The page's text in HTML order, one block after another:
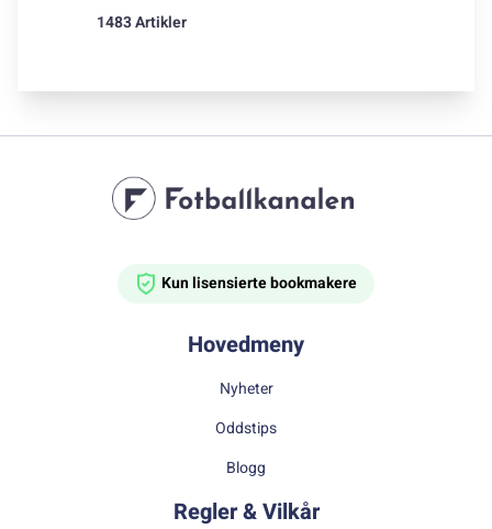
1483 Artikler
Kun lisensierte bookmakere
Hovedmeny
Nyheter
Oddstips
Blogg
Regler & Vilkår